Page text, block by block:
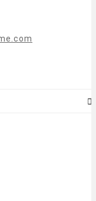
